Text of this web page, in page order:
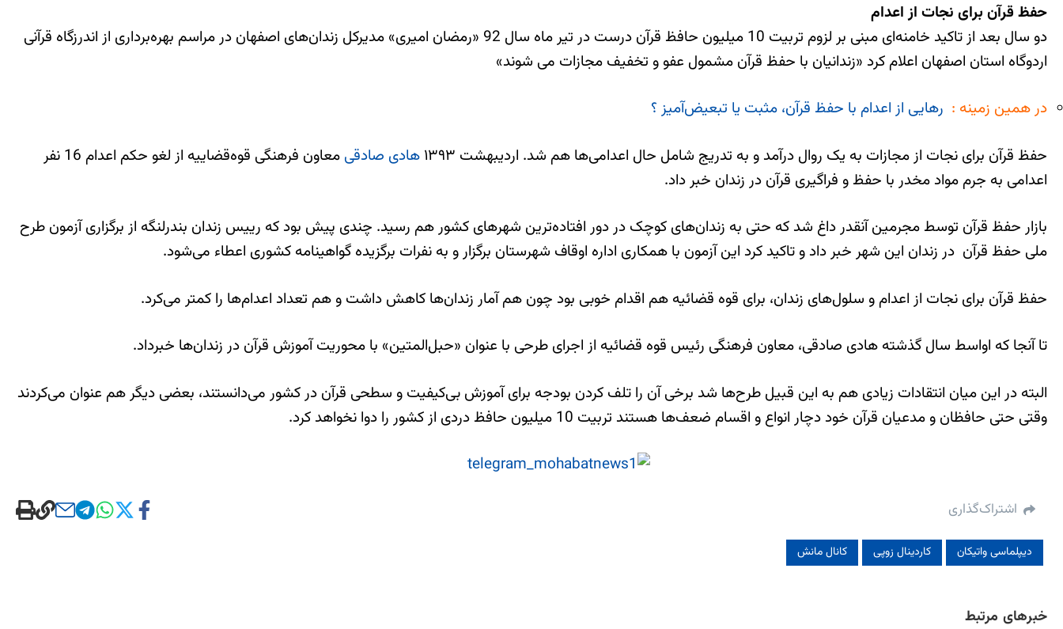
حفظ قرآن برای نجات از اعدام
دو سال بعد از تاکید خامنه‌ای مبنی بر لزوم تربیت 10 میلیون حافظ قرآن درست در تیر ماه سال 92 «رمضان امیری» مدیرکل زندان‌های اصفهان در مراسم بهره‌برداری از اندرزگاه قرآنی
اردوگاه استان اصفهان اعلام کرد «زندانیان با حفظ قرآن مشمول عفو و تخفیف مجازات می شوند»
در همین زمینه : رهایی از اعدام با حفظ قرآن، مثبت یا تبعیض‌آمیز ؟
حفظ قرآن برای نجات از مجازات به یک روال درآمد و به تدریج شامل حال اعدامی‌ها هم شد. ارديبهشت ۱۳۹۳ هادی صادقی
معاون فرهنگی قوه‌قضاییه از لغو حکم اعدام 16 نفر
اعدامی به جرم مواد مخدر با حفظ و فراگیری قرآن در زندان خبر داد.
بازار حفظ قرآن توسط مجرمین آنقدر داغ شد که حتی به زندان‌های کوچک در دور افتاده‌ترین شهرهای کشور هم رسید. چندی پیش بود که رییس زندان بندرلنگه از برگزاری آزمون طرح
ملی حفظ قرآن در زندان‌ این شهر خبر داد و تاکید کرد این آزمون با همکاری اداره اوقاف شهرستان برگزار و به نفرات برگزیده گواهینامه کشوری اعطاء می‌شود.
حفظ قرآن برای نجات از اعدام و سلول‌های زندان، برای قوه قضائیه هم اقدام خوبی بود چون هم آمار زندان‌ها کاهش داشت و هم تعداد اعدام‌ها را کمتر می‌کرد.
تا آنجا که اواسط سال گذشته هادی صادقی، معاون فرهنگی رئیس قوه قضائیه از اجرای طرحی با عنوان «حبل‌المتین» با محوریت آموزش قرآن در زندان‌ها خبرداد.
البته در این میان انتقادات زیادی هم به این قبیل طرح‌ها شد برخی آن را تلف کردن بودجه برای آموزش بی‌کیفیت و سطحی قرآن در کشور می‌دانستند، بعضی دیگر هم عنوان می‌کردند
وقتی حتی حافظان و مدعیان قرآن خود دچار انواع و اقسام ضعف‌ها هستند تربیت 10 میلیون حافظ دردی از کشور را دوا نخواهد کرد.
اشتراک‌گذاری
دیپلماسی واتیکان کاردینال زوپی کانال مانش
خبرهای مرتبط